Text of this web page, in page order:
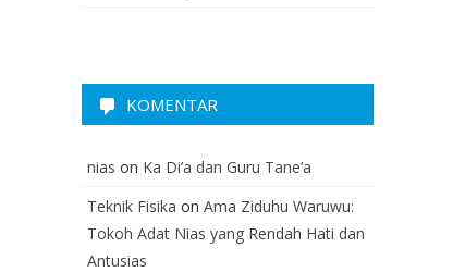
KOMENTAR
nias on Ka Di’a dan Guru Tane’a
Teknik Fisika on Ama Ziduhu Waruwu:
Tokoh Adat Nias yang Rendah Hati dan
Antusias